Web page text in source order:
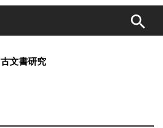
search
古文書研究